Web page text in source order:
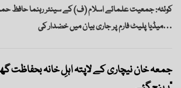
کوئٹہ: جمعیت علمائے اسلام (ف) کے سینئر رہنما حافظ
میڈیا پلیٹ فارم پر جاری بیان میں خضدار کی…
جمعہ خان نیچاری کے لاپتہ اہلِ خانہ بحفاظت